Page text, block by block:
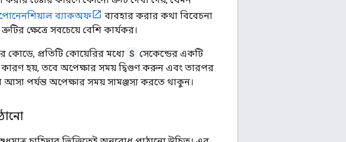
ব্যাকঅফ
ব্যবহার করার কথা বিবেচনা
ক্ষেত্রে সবচেয়ে বেশি কার্যকর।
প্রতিটি কোয়েরির মধ্যে S সেকেন্ডের একটি
হয়, তবে অপেক্ষার সময় দ্বিগুণ করুন এবং তারপর
পর্যন্ত অপেক্ষার সময় সামঞ্জস্য করতে থাকুন।